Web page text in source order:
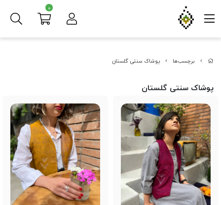
برچسب‌ها پوشاک سنتی گلستان
پوشاک سنتی گلستان
0